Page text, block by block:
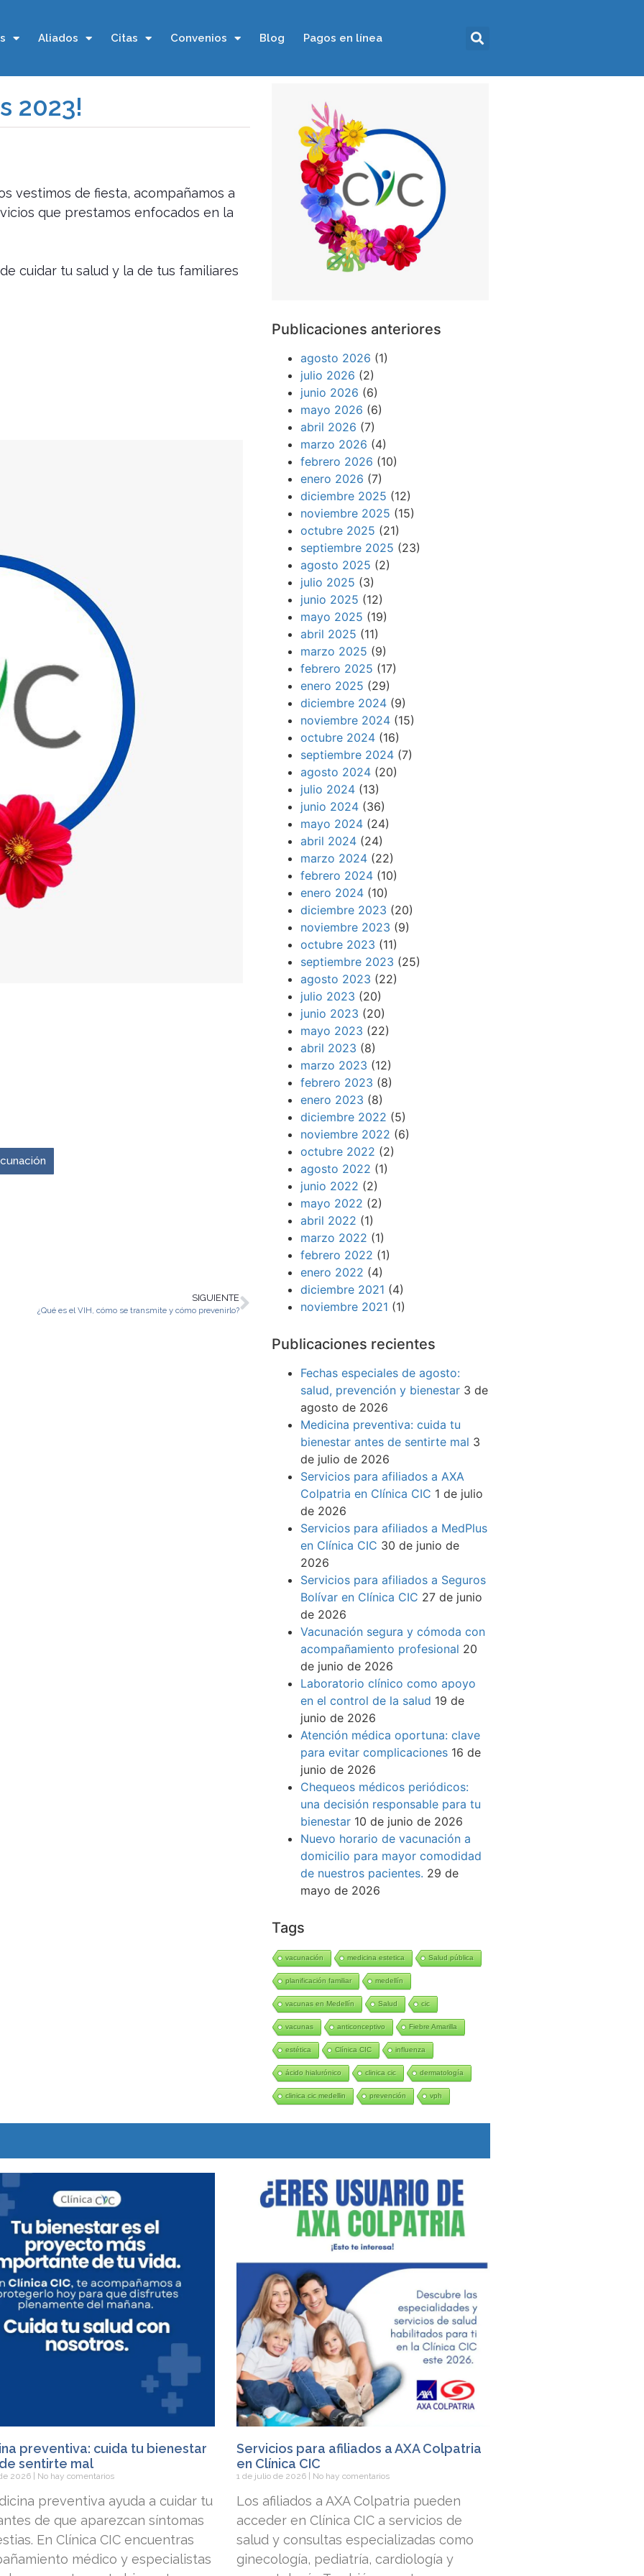
Aliados Citas Convenios Blog Pagos en línea
2023!
vestimos de fiesta, acompañamos a
que prestamos enfocados en la
cuidar tu salud y la de tus familiares
SIGUIENTE
¿Qué es el VIH, cómo se transmite y cómo prevenirlo?
Publicaciones anteriores
agosto 2026 (1)
julio 2026 (2)
junio 2026 (6)
mayo 2026 (6)
abril 2026 (7)
marzo 2026 (4)
febrero 2026 (10)
enero 2026 (7)
diciembre 2025 (12)
noviembre 2025 (15)
octubre 2025 (21)
septiembre 2025 (23)
agosto 2025 (2)
julio 2025 (3)
junio 2025 (12)
mayo 2025 (19)
abril 2025 (11)
marzo 2025 (9)
febrero 2025 (17)
enero 2025 (29)
diciembre 2024 (9)
noviembre 2024 (15)
octubre 2024 (16)
septiembre 2024 (7)
agosto 2024 (20)
julio 2024 (13)
junio 2024 (36)
mayo 2024 (24)
abril 2024 (24)
marzo 2024 (22)
febrero 2024 (10)
enero 2024 (10)
diciembre 2023 (20)
noviembre 2023 (9)
octubre 2023 (11)
septiembre 2023 (25)
agosto 2023 (22)
julio 2023 (20)
junio 2023 (20)
mayo 2023 (22)
abril 2023 (8)
marzo 2023 (12)
febrero 2023 (8)
enero 2023 (8)
diciembre 2022 (5)
noviembre 2022 (6)
octubre 2022 (2)
agosto 2022 (1)
junio 2022 (2)
mayo 2022 (2)
abril 2022 (1)
marzo 2022 (1)
febrero 2022 (1)
enero 2022 (4)
diciembre 2021 (4)
noviembre 2021 (1)
Publicaciones recientes
Fechas especiales de agosto:
salud, prevención y bienestar 3 de
agosto de 2026
Medicina preventiva: cuida tu
bienestar antes de sentirte mal 3
de julio de 2026
Servicios para afiliados a AXA
Colpatria en Clínica CIC 1 de julio
de 2026
Servicios para afiliados a MedPlus
en Clínica CIC 30 de junio de
2026
Servicios para afiliados a Seguros
Bolívar en Clínica CIC 27 de junio
de 2026
Vacunación segura y cómoda con
acompañamiento profesional 20
de junio de 2026
Laboratorio clínico como apoyo
en el control de la salud 19 de
junio de 2026
Atención médica oportuna: clave
para evitar complicaciones 16 de
junio de 2026
Chequeos médicos periódicos:
una decisión responsable para tu
bienestar 10 de junio de 2026
Nuevo horario de vacunación a
domicilio para mayor comodidad
de nuestros pacientes. 29 de
mayo de 2026
Tags
vacunación medicina estetica Salud pública
planificación familiar medellín
vacunas en Medellín Salud cic
vacunas anticonceptivo Fiebre Amarilla
estética Clínica CIC influenza
ácido hialurónico clinica cic dermatología
clinica cic medellin prevención vph
preventiva: cuida tu bienestar
sentirte mal
2026 No hay comentarios
preventiva ayuda a cuidar tu
de que aparezcan síntomas
En Clínica CIC encuentras
médico y especialistas
Servicios para afiliados a AXA Colpatria
en Clínica CIC
1 de julio de 2026 No hay comentarios
Los afiliados a AXA Colpatria pueden
acceder en Clínica CIC a servicios de
salud y consultas especializadas como
ginecología, pediatría, cardiología y